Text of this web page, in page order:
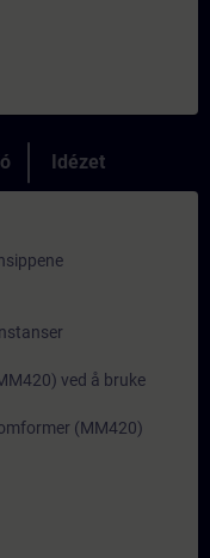
Idézet
ved å bruke
(MM420)